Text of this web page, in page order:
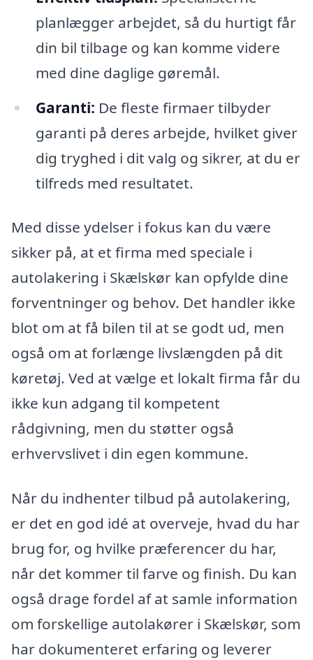
planlægger arbejdet, så du hurtigt får
din bil tilbage og kan komme videre
med dine daglige gøremål.
Garanti: De fleste firmaer tilbyder
garanti på deres arbejde, hvilket giver
dig tryghed i dit valg og sikrer, at du er
tilfreds med resultatet.
Med disse ydelser i fokus kan du være
sikker på, at et firma med speciale i
autolakering i Skælskør kan opfylde dine
forventninger og behov. Det handler ikke
blot om at få bilen til at se godt ud, men
også om at forlænge livslængden på dit
køretøj. Ved at vælge et lokalt firma får du
ikke kun adgang til kompetent
rådgivning, men du støtter også
erhvervslivet i din egen kommune.
Når du indhenter tilbud på autolakering,
er det en god idé at overveje, hvad du har
brug for, og hvilke præferencer du har,
når det kommer til farve og finish. Du kan
også drage fordel af at samle information
om forskellige autolakører i Skælskør, som
har dokumenteret erfaring og leverer